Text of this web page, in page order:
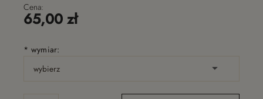
Cena:
65,00 zł
* wymiar: